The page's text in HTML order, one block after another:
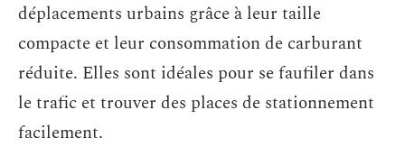
déplacements urbains grâce à leur taille
compacte et leur consommation de carburant
réduite. Elles sont idéales pour se faufiler dans
le trafic et trouver des places de stationnement
facilement.